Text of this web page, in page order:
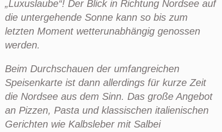
„Luxuslaube“! Der Blick in Richtung Nordsee auf
die untergehende Sonne kann so bis zum
letzten Moment wetterunabhängig genossen
werden.
Beim Durchschauen der umfangreichen
Speisenkarte ist dann allerdings für kurze Zeit
die Nordsee aus dem Sinn. Das große Angebot
an Pizzen, Pasta und klassischen italienischen
Gerichten wie Kalbsleber mit Salbei